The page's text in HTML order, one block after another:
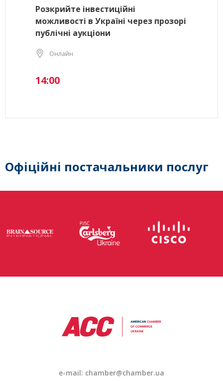
Розкрийте інвестиційні
можливості в Україні через прозорі
публічні аукціони
Онлайн
14:00
Офіційні постачальники послуг
e-mail: chamber@chamber.ua